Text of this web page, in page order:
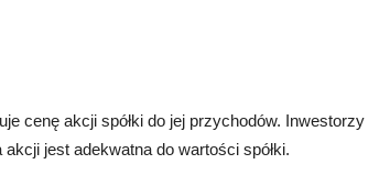
cenę akcji spółki do jej przychodów. Inwestorzy
jest adekwatna do wartości spółki.